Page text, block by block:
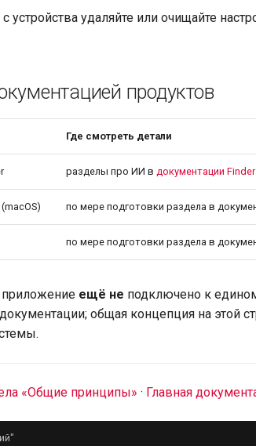
устройства удаляйте или очищайте
продуктов
Где смотреть детали
разделы про ИИ в документации Finder
по мере подготовки раздела в
по мере подготовки раздела в
приложение ещё не подключено к
общая концепция на этой
«Общие принципы» · Главная